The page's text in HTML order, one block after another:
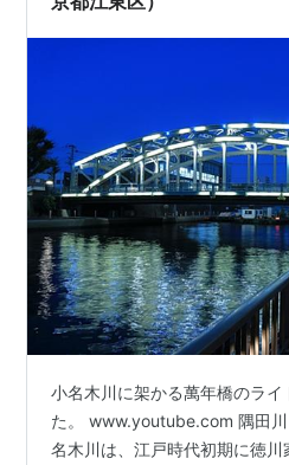
小名木川に架かる萬年橋のライ
た。 www.youtube.com 隅田
名木川は、江戸時代初期に徳